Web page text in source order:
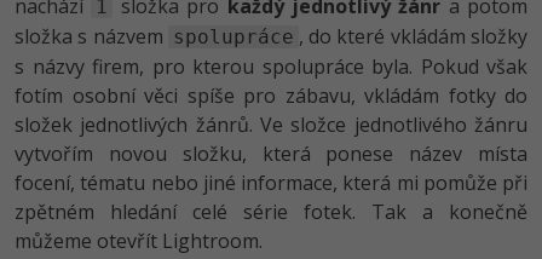
nachází 1 složka pro každý jednotlivý žánr a potom
složka s názvem spolupráce , do které vkládám složky
s názvy firem, pro kterou spolupráce byla. Pokud však
fotím osobní věci spíše pro zábavu, vkládám fotky do
složek jednotlivých žánrů. Ve složce jednotlivého žánru
vytvořím novou složku, která ponese název místa
focení, tématu nebo jiné informace, která mi pomůže při
zpětném hledání celé série fotek. Tak a konečně
můžeme otevřít Lightroom.